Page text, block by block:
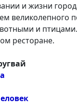
и жизни
великолепного
и птицами.
ресторане.